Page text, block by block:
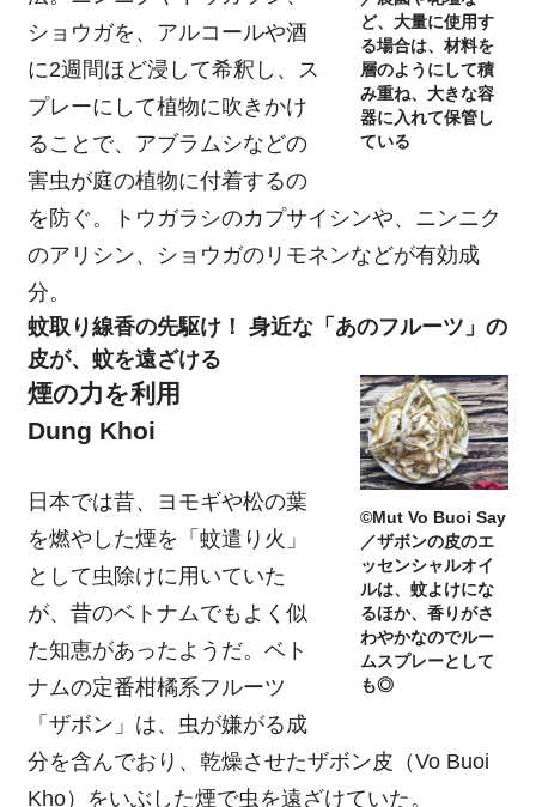
ど、大量に使用す
る場合は、材料を
層のようにして積
み重ね、大きな容
器に入れて保管し
ている
ショウガを、アルコールや酒
に2週間ほど浸して希釈し、ス
プレーにして植物に吹きかけ
ることで、アブラムシなどの
害虫が庭の植物に付着するの
を防ぐ。トウガラシのカプサイシンや、ニンニク
のアリシン、ショウガのリモネンなどが有効成
分。
蚊取り線香の先駆け！ 身近な「あのフルーツ」の
皮が、蚊を遠ざける
©Mut Vo Buoi Say
／ザボンの皮のエ
ッセンシャルオイ
ルは、蚊よけにな
るほか、香りがさ
わやかなのでルー
ムスプレーとして
も◎
煙の力を利用
Dung Khoi
日本では昔、ヨモギや松の葉
を燃やした煙を「蚊遣り火」
として虫除けに用いていた
が、昔のベトナムでもよく似
た知恵があったようだ。ベト
ナムの定番柑橘系フルーツ
「ザボン」は、虫が嫌がる成
分を含んでおり、乾燥させたザボン皮（Vo Buoi
Kho）をいぶした煙で虫を遠ざけていた。